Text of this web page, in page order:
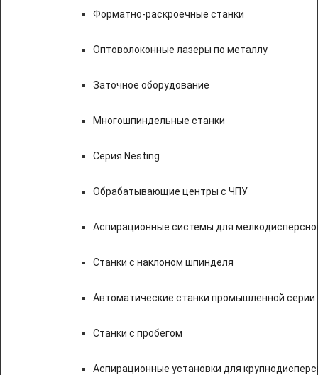
Форматно-раскроечные станки
Оптоволоконные лазеры по металлу
Заточное оборудование
Многошпиндельные станки
Серия Nesting
Обрабатывающие центры с ЧПУ
Аспирационные системы для
Станки с наклоном шпинделя
Автоматические станки промышленной серии
Станки с пробегом
Аспирационные установки для